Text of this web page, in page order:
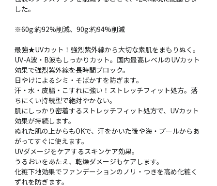
した。
※60g:約92%削減、90g:約94%削減
最強★UVカット！強烈紫外線から大切な素肌をまもりぬく。
UV-A波・B波もしっかりカット。国内最高レベルのUVカット
効果で強烈紫外線を長時間ブロック。
日やけによるシミ・そばかすを防ぎます。
汗・水・皮脂・こすれに強い！ストレッチフィット処方。落
ちにくい持続型で絶対やかない。
肌にしっかり密着するストレッチフィット処方で、UVカット
効果が持続します。
ぬれた肌の上からもOKで、汗をかいた後や海・プールからあ
がってすぐに使えます。
UVダメージをケアするスキンケア効果。
うるおいをあたえ、乾燥ダメージもケアします。
化粧下地効果でファンデーションのノリ・つきを高め化粧く
ずれを防ぎます。